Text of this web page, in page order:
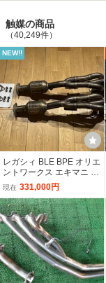
日産 純正 OP オプション
ニスモ NISMO ER34 R34
スカイライン 可変バルブ
マフラー リアピース 中間
パイプ RB25DET B0100-
AA525 8031-5121
即決 40,000円
NEW!!
☆参考価格398,000円 可
変 N-TEC GARULA バル
ブ付き マフラー スカイラ
イン 250GT V36 VQ25H
R エヌテック センターパ
イプ デュアル 4本出し
現在 140,000円
触媒の商品
（40,249件）
NEW!!
レガシィ BLE BPE オリエ
ントワークス エキマニ メ
タルキャタライザー
現在 331,000円